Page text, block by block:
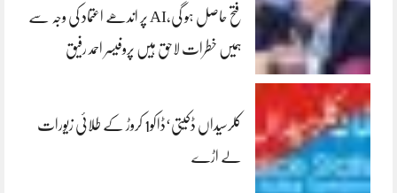
فتح حاصل ہو گی،AI پر اندھے اعتماد کی وجہ سے
ہمیں خطرات لاحق ہیں پروفیسر احمد رفیق
کلرسیداں ڈکیتی‘ڈاکو1 کروڑ کے طلائی زیورات
لے اڑے